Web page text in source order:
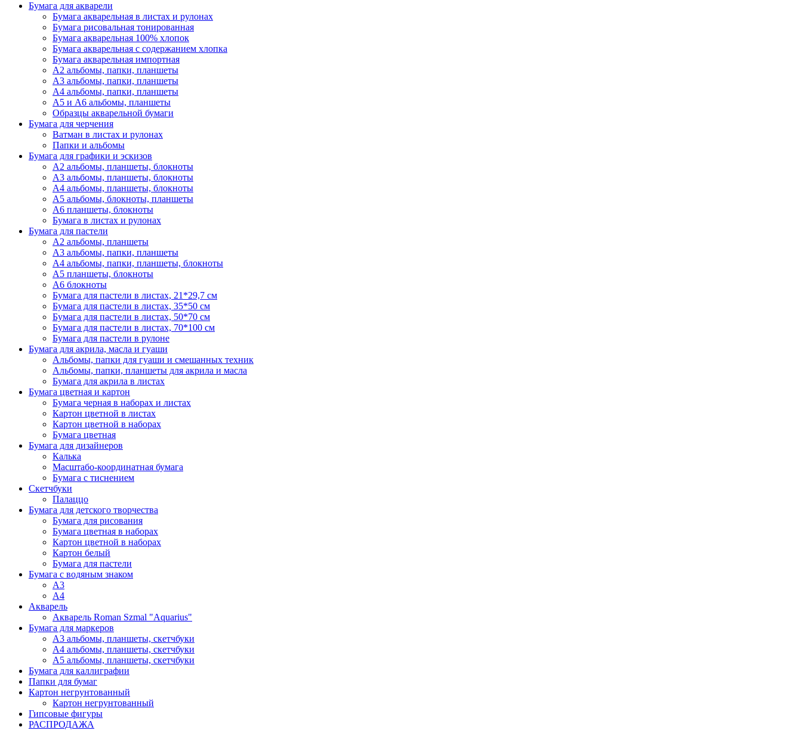
Бумага для акварели
Бумага акварельная в листах и рулонах
Бумага рисовальная тонированная
Бумага акварельная 100% хлопок
Бумага акварельная с содержанием хлопка
Бумага акварельная импортная
А2 альбомы, папки, планшеты
А3 альбомы, папки, планшеты
А4 альбомы, папки, планшеты
А5 и А6 альбомы, планшеты
Образцы акварельной бумаги
Бумага для черчения
Ватман в листах и рулонах
Папки и альбомы
Бумага для графики и эскизов
А2 альбомы, планшеты, блокноты
А3 альбомы, планшеты, блокноты
А4 альбомы, планшеты, блокноты
А5 альбомы, блокноты, планшеты
А6 планшеты, блокноты
Бумага в листах и рулонах
Бумага для пастели
А2 альбомы, планшеты
А3 альбомы, папки, планшеты
А4 альбомы, папки, планшеты, блокноты
А5 планшеты, блокноты
А6 блокноты
Бумага для пастели в листах, 21*29,7 см
Бумага для пастели в листах, 35*50 см
Бумага для пастели в листах, 50*70 см
Бумага для пастели в листах, 70*100 см
Бумага для пастели в рулоне
Бумага для акрила, масла и гуаши
Альбомы, папки для гуаши и смешанных техник
Альбомы, папки, планшеты для акрила и масла
Бумага для акрила в листах
Бумага цветная и картон
Бумага черная в наборах и листах
Картон цветной в листах
Картон цветной в наборах
Бумага цветная
Бумага для дизайнеров
Калька
Масштабо-координатная бумага
Бумага с тиснением
Скетчбуки
Палаццо
Бумага для детского творчества
Бумага для рисования
Бумага цветная в наборах
Картон цветной в наборах
Картон белый
Бумага для пастели
Бумага с водяным знаком
А3
А4
Акварель
Акварель Roman Szmal "Aquarius"
Бумага для маркеров
А3 альбомы, планшеты, скетчбуки
А4 альбомы, планшеты, скетчбуки
А5 альбомы, планшеты, скетчбуки
Бумага для каллиграфии
Папки для бумаг
Картон негрунтованный
Картон негрунтованный
Гипсовые фигуры
РАСПРОДАЖА